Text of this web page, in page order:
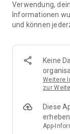
Verwendung,
Informationen
und können
Keine
Weitere
zur
Diese
erheben
App-